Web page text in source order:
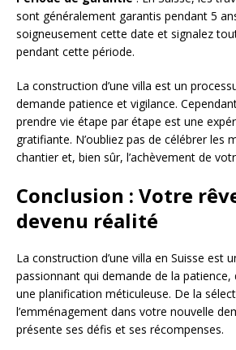
sont généralement garantis pendant 5
soigneusement cette date et signalez
pendant cette période.
La construction d’une villa est un
demande patience et vigilance.
prendre vie étape par étape est une
gratifiante. N’oubliez pas de célébrer les
chantier et, bien sûr, l’achèvement de
Conclusion : Votre
devenu réalité
La construction d’une villa en Suisse est
passionnant qui demande de la patience,
une planification méticuleuse. De la
l’emménagement dans votre nouvelle
présente ses défis et ses récompenses.